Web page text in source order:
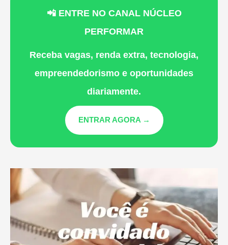
📲 ENTRE NO CANAL NÚCLEO
PERFORMAR
Receba vagas, renda extra, tecnologia,
empreendedorismo e oportunidades
diariamente.
ENTRAR AGORA →